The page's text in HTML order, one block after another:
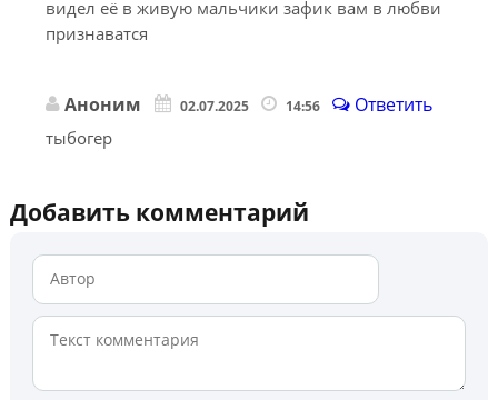
видел её в живую мальчики зафик вам в любви
признаватся
Аноним 02.07.2025 14:56 Ответить
тыбогер
Добавить комментарий